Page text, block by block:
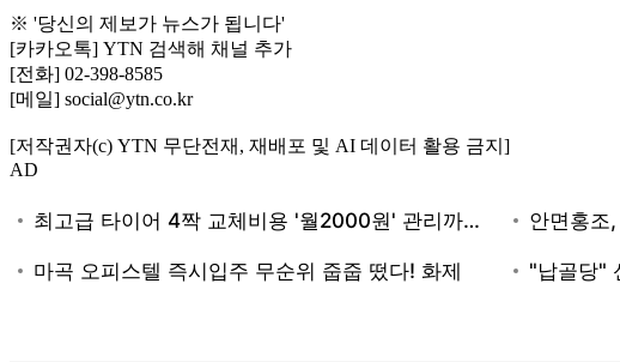
※ '당신의 제보가 뉴스가 됩니다'
[카카오톡] YTN 검색해 채널 추가
[전화] 02-398-8585
[메일] social@ytn.co.kr
[저작권자(c) YTN 무단전재, 재배포 및 AI 데이터 활용 금지]
AD